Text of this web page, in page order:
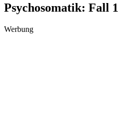
Psychosomatik: Fall 1
Werbung